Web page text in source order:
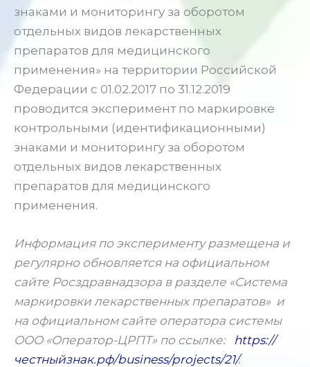
знаками и мониторингу за оборотом
отдельных видов лекарственных
препаратов для медицинского
применения» на территории Российской
Федерации с 01.02.2017 по 31.12.2019
проводится эксперимент по маркировке
контрольными (идентификационными)
знаками и мониторингу за оборотом
отдельных видов лекарственных
препаратов для медицинского
применения.
Информация по эксперименту размещена и
регулярно обновляется на официальном
сайте Росздравнадзора в разделе «Система
маркировки лекарственных препаратов» и
на официальном сайте оператора системы
ООО «Оператор-ЦРПТ» по ссылке: https://
честныйзнак.рф/business/projects/21/.